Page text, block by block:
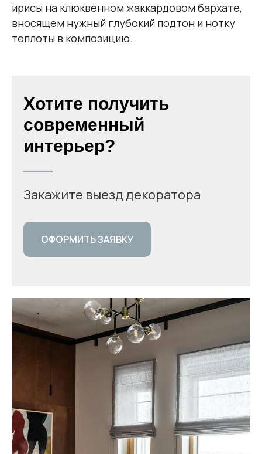
ирисы на клюквенном жаккардовом бархате,
вносящем нужный глубокий подтон и нотку
теплоты в композицию.
Хотите получить
современный
интерьер?
Закажите выезд декоратора
ОФОРМИТЬ ЗАЯВКУ